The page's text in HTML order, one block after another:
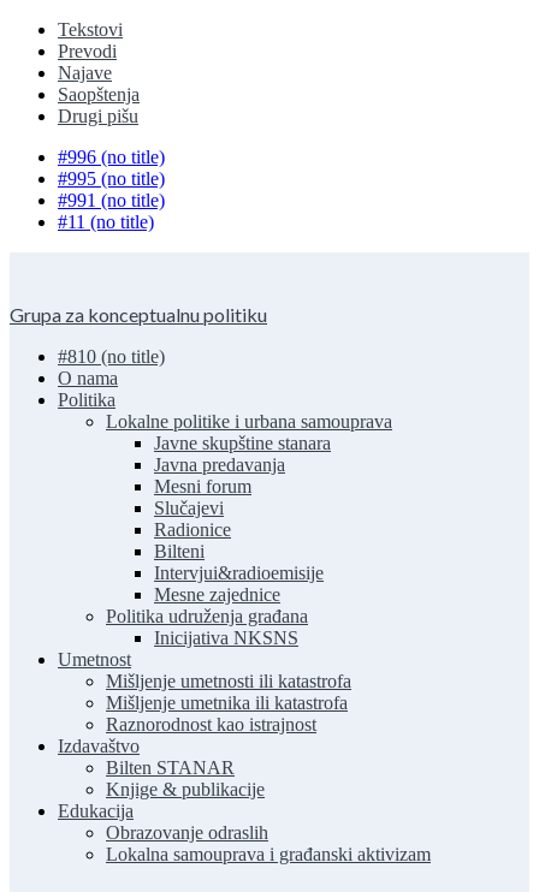
Tekstovi
Prevodi
Najave
Saopštenja
Drugi pišu
#996 (no title)
#995 (no title)
#991 (no title)
#11 (no title)
Grupa za konceptualnu politiku
#810 (no title)
O nama
Politika
Lokalne politike i urbana samouprava
Javne skupštine stanara
Javna predavanja
Mesni forum
Slučajevi
Radionice
Bilteni
Intervjui&radioemisije
Mesne zajednice
Politika udruženja građana
Inicijativa NKSNS
Umetnost
Mišljenje umetnosti ili katastrofa
Mišljenje umetnika ili katastrofa
Raznorodnost kao istrajnost
Izdavaštvo
Bilten STANAR
Knjige & publikacije
Edukacija
Obrazovanje odraslih
Lokalna samouprava i građanski aktivizam